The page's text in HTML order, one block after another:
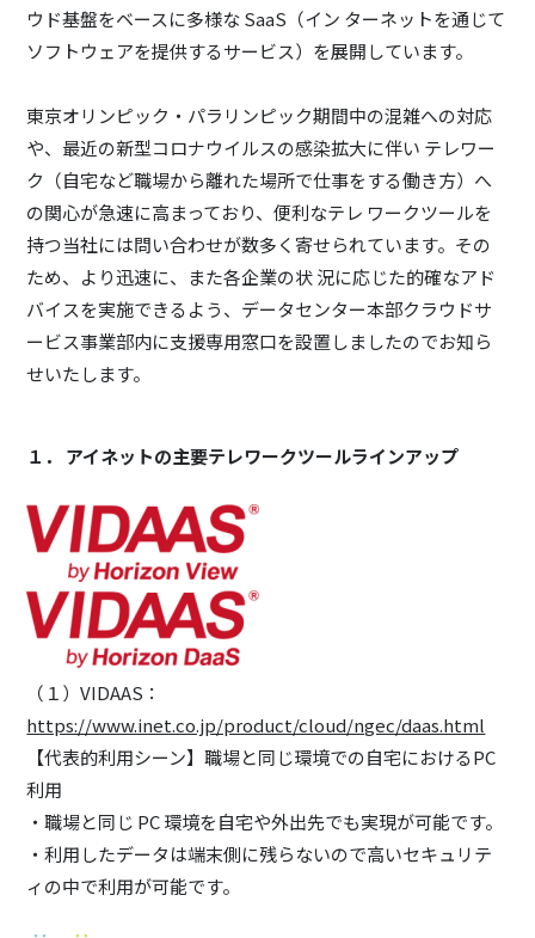
ウド基盤をベースに多様な SaaS（イン ターネットを通じて
ソフトウェアを提供するサービス）を展開しています。
東京オリンピック・パラリンピック期間中の混雑への対応
や、最近の新型コロナウイルスの感染拡大に伴い テレワー
ク（自宅など職場から離れた場所で仕事をする働き方）へ
の関心が急速に高まっており、便利なテレ ワークツールを
持つ当社には問い合わせが数多く寄せられています。その
ため、より迅速に、また各企業の状 況に応じた的確なアド
バイスを実施できるよう、データセンター本部クラウドサ
ービス事業部内に支援専用窓口を設置しましたのでお知ら
せいたします。
１． アイネットの主要テレワークツールラインアップ
（１）VIDAAS：
https://www.inet.co.jp/product/cloud/ngec/daas.html
【代表的利用シーン】職場と同じ環境での自宅におけるPC
利用
・職場と同じ PC 環境を自宅や外出先でも実現が可能です。
・利用したデータは端末側に残らないので高いセキュリテ
ィの中で利用が可能です。